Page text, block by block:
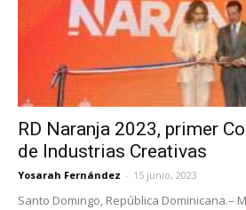
RD Naranja 2023, primer
de Industrias Creativas
Yosarah Fernández - 15 junio, 2023
Santo Domingo, República Dominicana.–